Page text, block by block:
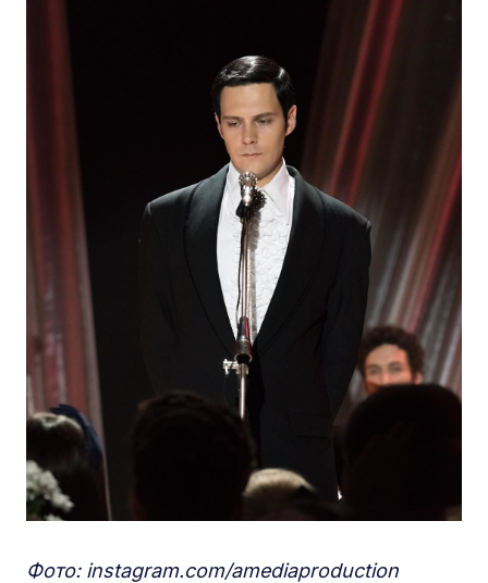
Фото: instagram.com/amediaproduction